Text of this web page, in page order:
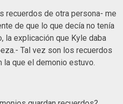
recuerdos de otra persona- me
de que lo que decía no tenía
la explicación que Kyle daba
Tal vez son los recuerdos
la que el demonio estuvo.